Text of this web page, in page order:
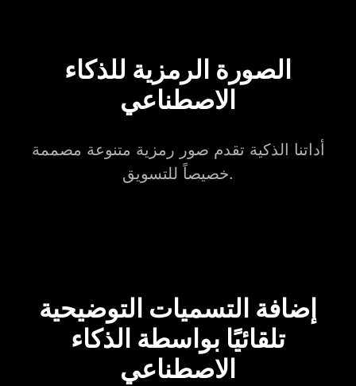
الصورة الرمزية للذكاء
الاصطناعي
أداتنا الذكية تقدم صور رمزية متنوعة مصممة
خصيصاً للتسويق.
إضافة التسميات التوضيحية
تلقائيًا بواسطة الذكاء
الاصطناعي